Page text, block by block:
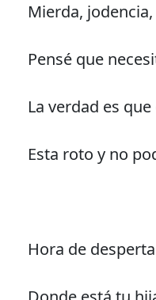
Mierda,
Pensé que
La verdad es
Esta roto y no
Hora de